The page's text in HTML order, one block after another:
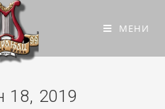
МЕНИ
18, 2019